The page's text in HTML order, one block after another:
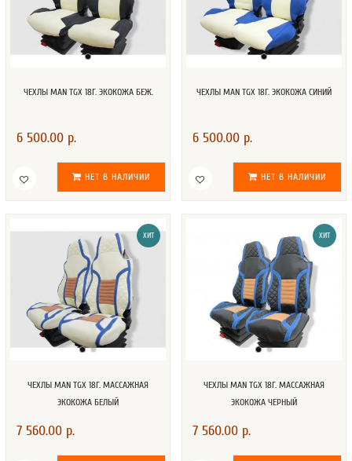
ЧЕХЛЫ MAN TGX 18Г. ЭКОКОЖА БЕЖ.
6 500.00 р.
НЕТ В НАЛИЧИИ
ЧЕХЛЫ MAN TGX 18Г. ЭКОКОЖА СИНИЙ
6 500.00 р.
НЕТ В НАЛИЧИИ
ХИТ
ЧЕХЛЫ MAN TGX 18Г. МАССАЖНАЯ
ЭКОКОЖА БЕЛЫЙ
7 560.00 р.
ХИТ
ЧЕХЛЫ MAN TGX 18Г. МАССАЖНАЯ
ЭКОКОЖА ЧЕРНЫЙ
7 560.00 р.